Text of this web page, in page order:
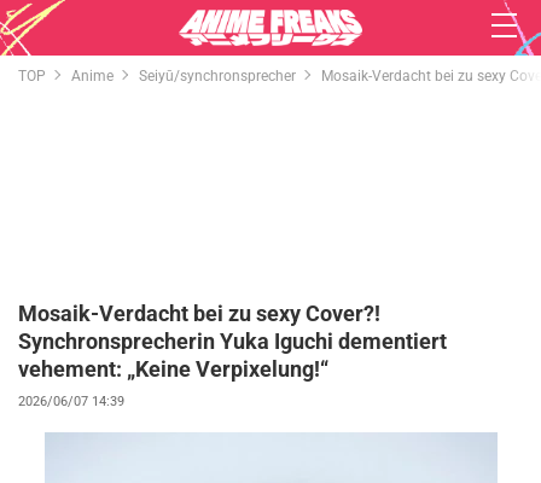
TOP Anime Seiyū/synchronsprecher Mosaik-Verdacht bei zu sexy
Mosaik-Verdacht bei zu sexy Cover?!
Synchronsprecherin Yuka Iguchi dementiert
vehement: „Keine Verpixelung!“
2026/06/07 14:39